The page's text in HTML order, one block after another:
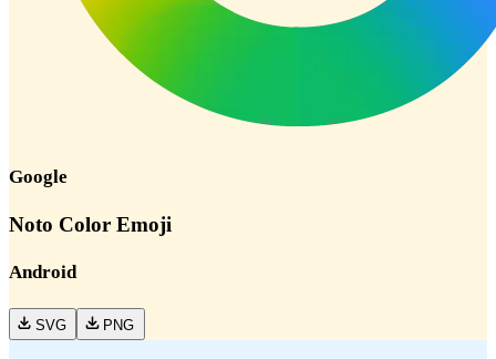
Google
Noto Color Emoji
Android
SVG PNG